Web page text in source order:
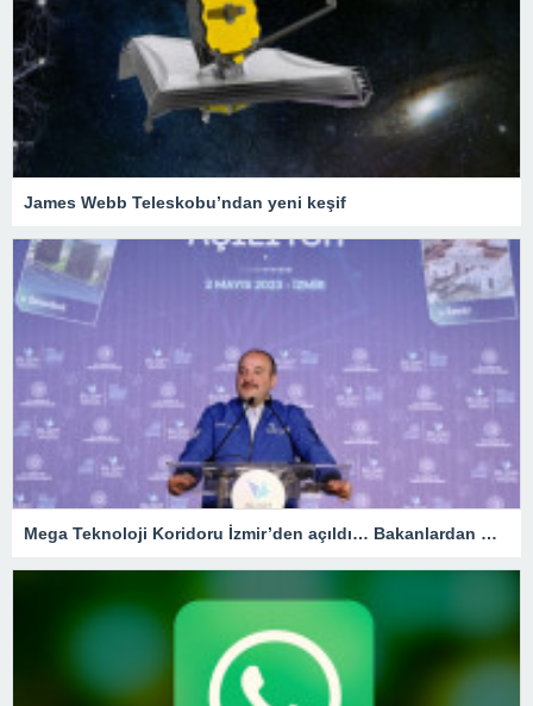
James Webb Teleskobu’ndan yeni keşif
Mega Teknoloji Koridoru İzmir’den açıldı… Bakanlardan mesaj seli!